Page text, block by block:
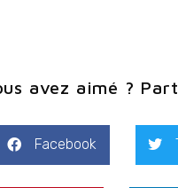
avez aimé ?
Facebook